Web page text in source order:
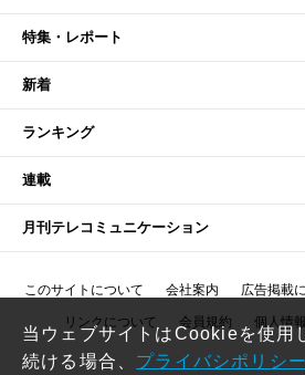
特集・レポート
新着
ランキング
連載
月刊テレコミュニケーション
このサイトについて 会社案内 広告掲載
リンクについて 会員規約 個人情
当ウェブサイトはCookieを使用
続ける場合、 プライバシポリシー